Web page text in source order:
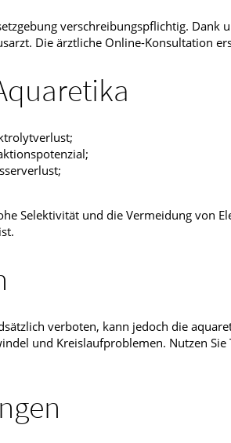
verschreibungspflichtig. Dank
Die ärztliche Online-Konsultation
Selektivität und die Vermeidung von
verboten, kann jedoch die
und Kreislaufproblemen. Nutzen